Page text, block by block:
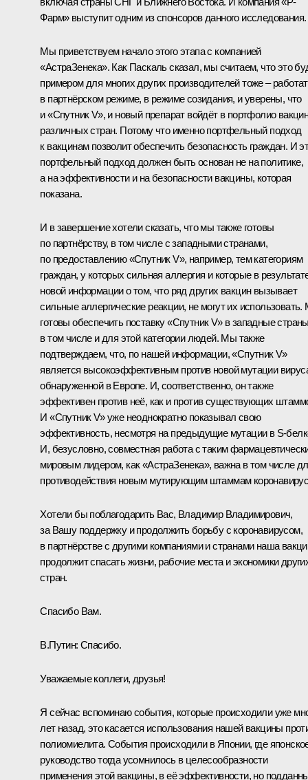
Фарм» выступит одним из спонсоров данного исследования.
Мы приветствуем начало этого этапа с компанией
«АстраЗенека». Как Паскаль сказал, мы считаем, что это
примером для многих других производителей тоже –
в партнёрском режиме, в режиме созидания, и уверены, что
и «Спутник V», и новый препарат войдёт в портфолио
различных стран. Потому что именно портфельный подход
к вакцинам позволит обеспечить безопасность граждан. И
портфельный подход должен быть основан не на политике,
а на эффективности и на безопасности вакцины, которая
показана.
И в завершение хотели сказать, что мы также готовы
по партнёрству, в том числе с западными странами,
по предоставлению «Спутник V», например, тем категориям
граждан, у которых сильная аллергия и которые в
новой информации о том, что ряд других вакцин вызывает
сильные аллергические реакции, не могут их
готовы обеспечить поставку «Спутник V» в западные
в том числе и для этой категории людей. Мы также
подтверждаем, что, по нашей информации, «Спутник V»
является высокоэффективным против новой мутации
обнаруженной в Европе. И, соответственно, он также
эффективен против неё, как и против существующих
И «Спутник V» уже неоднократно показывал свою
эффективность, несмотря на предыдущие мутации в S-
И, безусловно, совместная работа с таким
мировым лидером, как «АстраЗенека», важна в том числе
противодействия новым мутирующим штаммам
Хотели бы поблагодарить Вас, Владимир Владимирович,
за Вашу поддержку и продолжить борьбу с коронавирусом,
в партнёрстве с другими компаниями и странами наша
продолжит спасать жизни, рабочие места и экономики
стран.
Спасибо Вам.
В.Путин: Спасибо.
Уважаемые коллеги, друзья!
Я сейчас вспоминаю события, которые происходили уже
лет назад, это касается использования нашей вакцины
полиомиелита. События происходили в Японии, где
руководство тогда усомнилось в целесообразности
применения этой вакцины, в её эффективности, но